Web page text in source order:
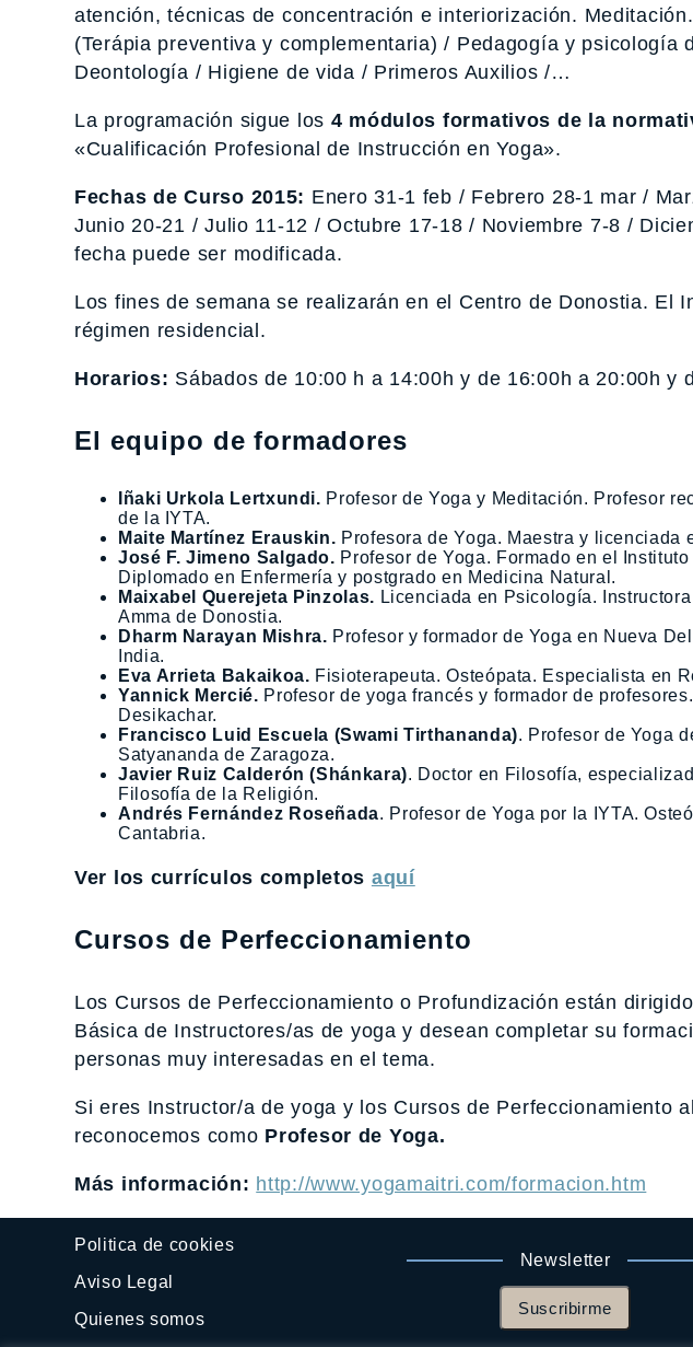
atención, técnicas de concentración e interiorización.
(Terápia preventiva y complementaria) / Pedagogía y psicología
Deontología / Higiene de vida / Primeros Auxilios /…
La programación sigue los 4 módulos formativos de la
«Cualificación Profesional de Instrucción en Yoga».
Fechas de Curso 2015: Enero 31-1 feb / Febrero 28-1 mar /
Junio 20-21 / Julio 11-12 / Octubre 17-18 / Noviembre 7-8 /
fecha puede ser modificada.
Los fines de semana se realizarán en el Centro de Donostia. El
régimen residencial.
Horarios: Sábados de 10:00 h a 14:00h y de 16:00h a 20:00h y
El equipo de formadores
Iñaki Urkola Lertxundi. Profesor de Yoga y Meditación. Profesor
de la IYTA.
Maite Martínez Erauskin. Profesora de Yoga. Maestra y
José F. Jimeno Salgado. Profesor de Yoga. Formado en el
Diplomado en Enfermería y postgrado en Medicina Natural.
Maixabel Querejeta Pinzolas. Licenciada en Psicología.
Amma de Donostia.
Dharm Narayan Mishra. Profesor y formador de Yoga en Nueva
India.
Eva Arrieta Bakaikoa. Fisioterapeuta. Osteópata. Especialista en
Yannick Mercié. Profesor de yoga francés y formador de
Desikachar.
Francisco Luid Escuela (Swami Tirthananda). Profesor de Yoga
Satyananda de Zaragoza.
Javier Ruiz Calderón (Shánkara). Doctor en Filosofía,
Filosofía de la Religión.
Andrés Fernández Roseñada. Profesor de Yoga por la IYTA.
Cantabria.
Ver los currículos completos aquí
Cursos de Perfeccionamiento
Los Cursos de Perfeccionamiento o Profundización están
Básica de Instructores/as de yoga y desean completar su
personas muy interesadas en el tema.
Si eres Instructor/a de yoga y los Cursos de Perfeccionamiento
reconocemos como Profesor de Yoga.
Más información: http://www.yogamaitri.com/formacion.htm
Politica de cookies
Aviso Legal
Quienes somos
Newsletter
Suscribirme